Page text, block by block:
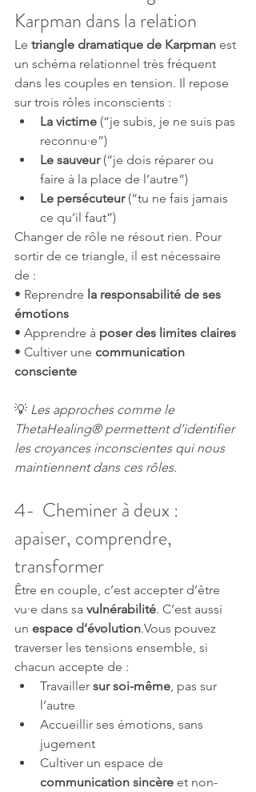
Karpman dans la relation
Le triangle dramatique de Karpman est
un schéma relationnel très fréquent
dans les couples en tension. Il repose
sur trois rôles inconscients :
La victime (“je subis, je ne suis pas
reconnu·e”)
Le sauveur (“je dois réparer ou
faire à la place de l’autre”)
Le persécuteur (“tu ne fais jamais
ce qu’il faut”)
Changer de rôle ne résout rien. Pour
sortir de ce triangle, il est nécessaire
de :
• Reprendre la responsabilité de ses
émotions
• Apprendre à poser des limites claires
• Cultiver une communication
consciente
💡 Les approches comme le
ThetaHealing® permettent d’identifier
les croyances inconscientes qui nous
maintiennent dans ces rôles.
4-  Cheminer à deux :
apaiser, comprendre,
transformer
Être en couple, c’est accepter d’être
vu·e dans sa vulnérabilité. C’est aussi
un espace d’évolution.Vous pouvez
traverser les tensions ensemble, si
chacun accepte de :
Travailler sur soi-même, pas sur
l’autre
Accueillir ses émotions, sans
jugement
Cultiver un espace de
communication sincère et non-